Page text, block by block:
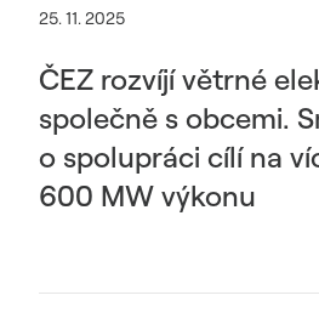
25. 11. 2025
ČEZ rozvíjí větrné
společně s obcemi.
o spolupráci cílí na
600 MW výkonu